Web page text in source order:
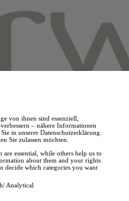
von ihnen sind essenziell,
– nähere Informationen
in unserer Datenschutzerklärung.
Sie zulassen möchten.
are essential, while others help us to
about them and your rights
decide which categories you want
Analytical